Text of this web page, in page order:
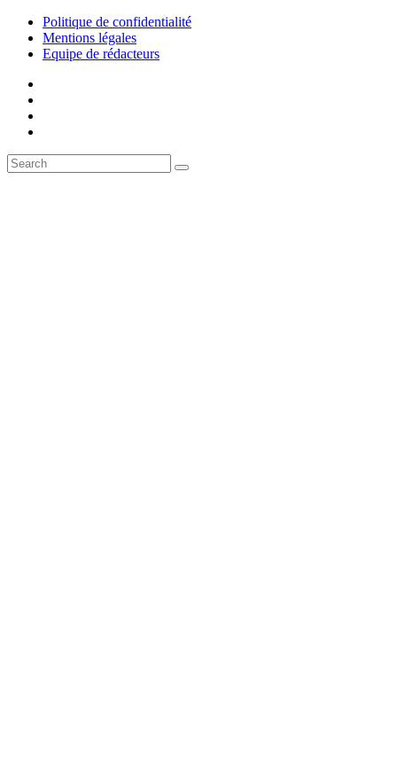
Politique de confidentialité
Mentions légales
Equipe de rédacteurs